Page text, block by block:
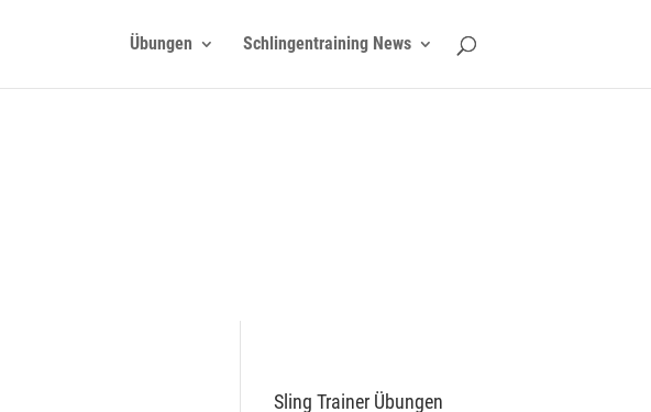
Übungen Schlingentraining News
Sling Trainer Übungen